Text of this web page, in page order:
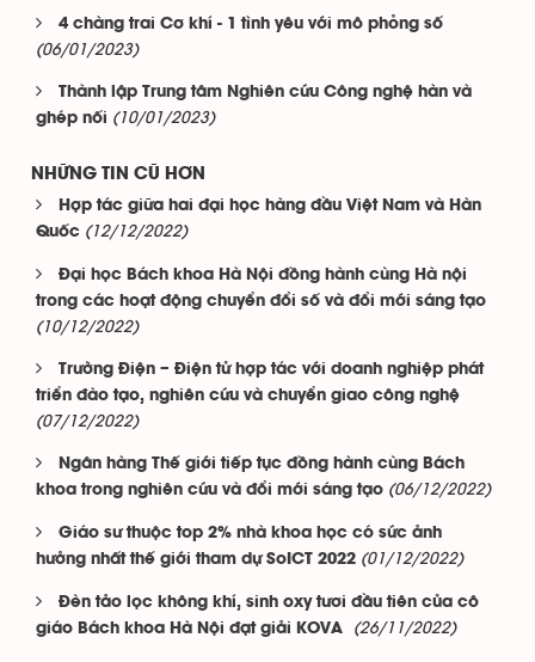
4 chàng trai Cơ khí - 1 tình yêu với mô phỏng số
(06/01/2023)
Thành lập Trung tâm Nghiên cứu Công nghệ hàn và
ghép nối (10/01/2023)
NHỮNG TIN CŨ HƠN
Hợp tác giữa hai đại học hàng đầu Việt Nam và Hàn
Quốc (12/12/2022)
Đại học Bách khoa Hà Nội đồng hành cùng Hà nội
trong các hoạt động chuyển đổi số và đổi mới sáng tạo
(10/12/2022)
Trường Điện – Điện tử hợp tác với doanh nghiệp phát
triển đào tạo, nghiên cứu và chuyển giao công nghệ
(07/12/2022)
Ngân hàng Thế giới tiếp tục đồng hành cùng Bách
khoa trong nghiên cứu và đổi mới sáng tạo (06/12/2022)
Giáo sư thuộc top 2% nhà khoa học có sức ảnh
hưởng nhất thế giới tham dự SoICT 2022 (01/12/2022)
Đèn tảo lọc không khí, sinh oxy tươi đầu tiên của cô
giáo Bách khoa Hà Nội đạt giải KOVA
(26/11/2022)